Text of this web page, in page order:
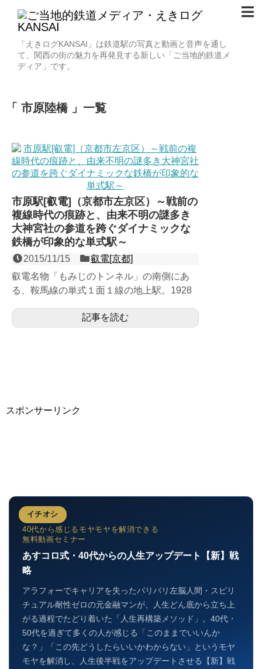
「えきログKANSAI」は鉄道駅の写真と動画と音声を通し
て、関西の街の魅力を再発見する新しい「ご当地的鉄道メ
ディア」です。
市原陸橋 一覧
市原駅[叡電]（京都市左京区）～戦前の
複線時代の痕跡と、由来不明の謎多き
大神宮社の参道を跨ぐダイナミックな
鉄橋が印象的な単式駅～
2015/11/15
叡電[京都]
叡電名物「もみじのトンネル」の南側にあ
る、鞍馬線の単式１面１線の地上駅。1928
のホーム構造をする複...
記事を読む
スポンサーリンク
イチオシ
40代から感じるモヤモヤを解消できる
無料動画セミナー
あすコロ式・40代からの人生アップデート【新】戦
略
アラフォーでキャリアを失ったバリバリ左脳人間・スピリ
チュアル耐性ゼロの元金融マンが、人生どん底から立ち上
がる過程でたどり着いた「人生再構築メソッド」。40代・
50代を過ぎて多くの人が感じる「このままでいいんか
な？」「この先どうしたらいいかわからない」というモヤ
モヤを解消し、人生後半戦をアップデートさせる【新】戦